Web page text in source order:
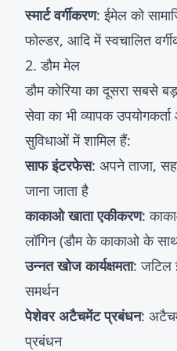
स्मार्ट वर्गीकरण: ईमेल को
फोल्डर, आदि में स्वचालित
2. डौम मेल
डौम कोरिया का दूसरा सबसे
सेवा का भी व्यापक
सुविधाओं में शामिल हैं:
साफ इंटरफेस: अपने ताजा,
जाना जाता है
काकाओ खाता एकीकरण:
लॉगिन (डौम के काकाओ के
उन्नत खोज कार्यक्षमता: जटिल
समर्थन
पेशेवर अटैचमेंट प्रबंधन:
प्रबंधन